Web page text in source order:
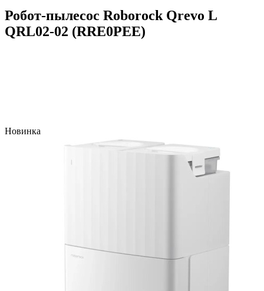
Робот-пылесос Roborock Qrevo L
QRL02-02 (RRE0PEE)
Новинка